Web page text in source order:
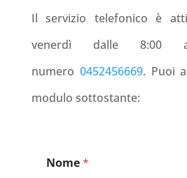
Il servizio telefonico è
venerdì dalle 8:00
numero 0452456669. Puoi
modulo sottostante:
Nome*